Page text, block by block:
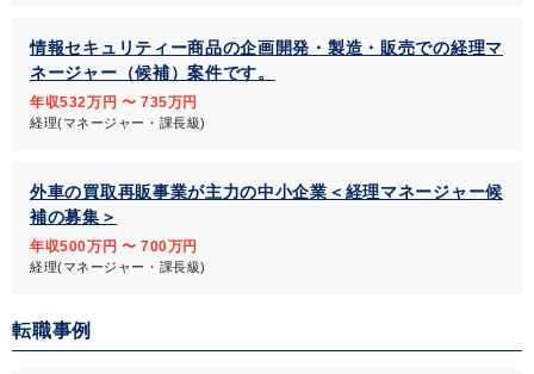
情報セキュリティー商品の企画開発・製造・販売での経理マ
ネージャー（候補）案件です。
年収532万円 〜 735万円
経理(マネージャー・課長級)
外車の買取再販事業が主力の中小企業＜経理マネージャー候
補の募集＞
年収500万円 〜 700万円
経理(マネージャー・課長級)
転職事例